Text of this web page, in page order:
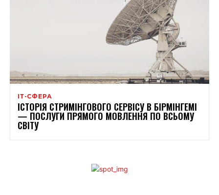
ІТ-СФЕРА
ІСТОРІЯ СТРИМІНГОВОГО СЕРВІСУ В БІРМІНГЕМІ
— ПОСЛУГИ ПРЯМОГО МОВЛЕННЯ ПО ВСЬОМУ
СВІТУ